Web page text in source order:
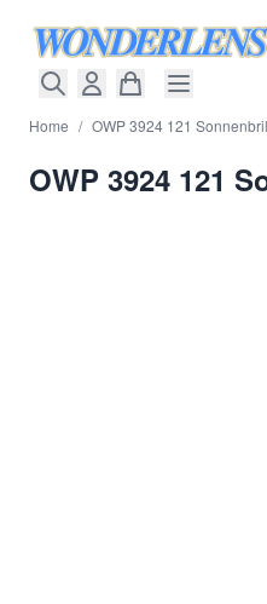
Home / OWP 3924 121
OWP 3924 121